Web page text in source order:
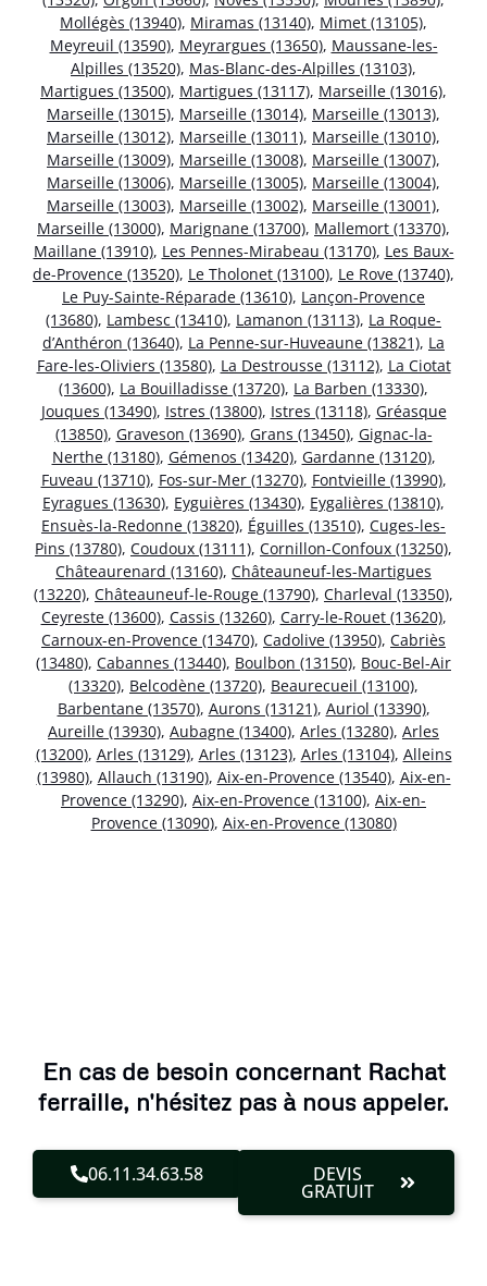
Mollégès (13940), Miramas (13140), Mimet (13105),
Meyreuil (13590), Meyrargues (13650), Maussane-les-
Alpilles (13520), Mas-Blanc-des-Alpilles (13103),
Martigues (13500), Martigues (13117), Marseille (13016),
Marseille (13015), Marseille (13014), Marseille (13013),
Marseille (13012), Marseille (13011), Marseille (13010),
Marseille (13009), Marseille (13008), Marseille (13007),
Marseille (13006), Marseille (13005), Marseille (13004),
Marseille (13003), Marseille (13002), Marseille (13001),
Marseille (13000), Marignane (13700), Mallemort (13370),
Maillane (13910), Les Pennes-Mirabeau (13170), Les Baux-
de-Provence (13520), Le Tholonet (13100), Le Rove (13740),
Le Puy-Sainte-Réparade (13610), Lançon-Provence
(13680), Lambesc (13410), Lamanon (13113), La Roque-
d’Anthéron (13640), La Penne-sur-Huveaune (13821), La
Fare-les-Oliviers (13580), La Destrousse (13112), La Ciotat
(13600), La Bouilladisse (13720), La Barben (13330),
Jouques (13490), Istres (13800), Istres (13118), Gréasque
(13850), Graveson (13690), Grans (13450), Gignac-la-
Nerthe (13180), Gémenos (13420), Gardanne (13120),
Fuveau (13710), Fos-sur-Mer (13270), Fontvieille (13990),
Eyragues (13630), Eyguières (13430), Eygalières (13810),
Ensuès-la-Redonne (13820), Éguilles (13510), Cuges-les-
Pins (13780), Coudoux (13111), Cornillon-Confoux (13250),
Châteaurenard (13160), Châteauneuf-les-Martigues
(13220), Châteauneuf-le-Rouge (13790), Charleval (13350),
Ceyreste (13600), Cassis (13260), Carry-le-Rouet (13620),
Carnoux-en-Provence (13470), Cadolive (13950), Cabriès
(13480), Cabannes (13440), Boulbon (13150), Bouc-Bel-Air
(13320), Belcodène (13720), Beaurecueil (13100),
Barbentane (13570), Aurons (13121), Auriol (13390),
Aureille (13930), Aubagne (13400), Arles (13280), Arles
(13200), Arles (13129), Arles (13123), Arles (13104), Alleins
(13980), Allauch (13190), Aix-en-Provence (13540), Aix-en-
Provence (13290), Aix-en-Provence (13100), Aix-en-
Provence (13090), Aix-en-Provence (13080)
En cas de besoin concernant Rachat
ferraille, n'hésitez pas à nous appeler.
06.11.34.63.58 DEVIS
GRATUIT